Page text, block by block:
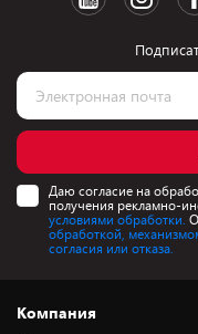
Даю согласие на
получения рекламно-
условиями обработки.
обработкой,
согласия или отказа.
Компания